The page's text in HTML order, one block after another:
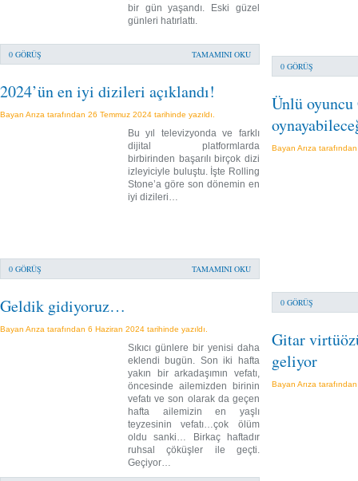
bir gün yaşandı. Eski güzel
günleri hatırlattı.
0 GÖRÜŞ TAMAMINI OKU
0 GÖRÜŞ
2024’ün en iyi dizileri açıklandı!
Bayan Arıza tarafından 26 Temmuz 2024 tarihinde yazıldı.
Bu yıl televizyonda ve farklı
dijital platformlarda
birbirinden başarılı birçok dizi
izleyiciyle buluştu. İşte Rolling
Stone’a göre son dönemin en
iyi dizileri…
0 GÖRÜŞ TAMAMINI OKU
Ünlü oyuncu
Bayan Arıza
0 GÖRÜŞ
Geldik gidiyoruz…
Bayan Arıza tarafından 6 Haziran 2024 tarihinde yazıldı.
Sıkıcı günlere bir yenisi daha
eklendi bugün. Son iki hafta
yakın bir arkadaşımın vefatı,
öncesinde ailemizden birinin
vefatı ve son olarak da geçen
hafta ailemizin en yaşlı
teyzesinin vefatı…çok ölüm
oldu sanki… Birkaç haftadır
ruhsal çöküşler ile geçti.
Geçiyor…
Gitar
geliyor
Bayan Arıza